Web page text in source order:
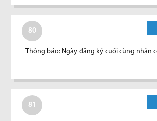
80
Thông báo: Ngày đăng ký cuối cùng nhận
81